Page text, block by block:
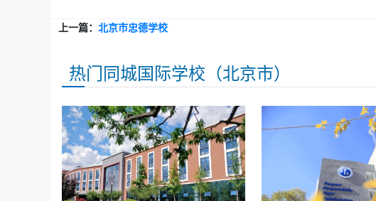
上一篇： 北京市忠德学校
热门同城国际学校（北京市）